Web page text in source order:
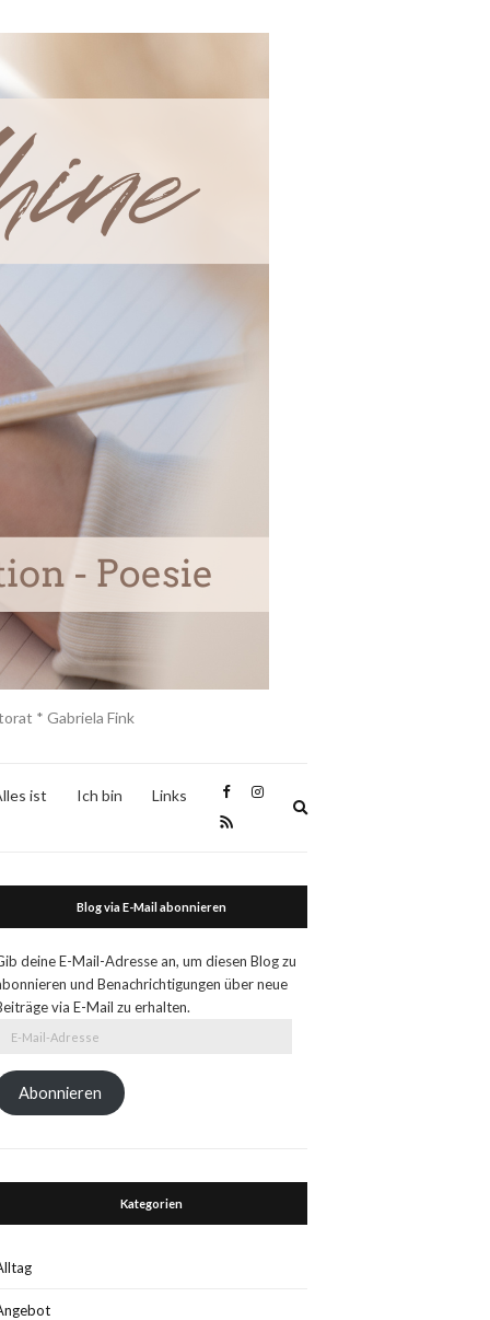
* Gabriela Fink
ist Ich bin
Links
Blog via E-Mail abonnieren
deine E-Mail-Adresse an, um diesen Blog zu
und Benachrichtigungen über neue
via E-Mail zu erhalten.
Adresse
Abonnieren
Kategorien